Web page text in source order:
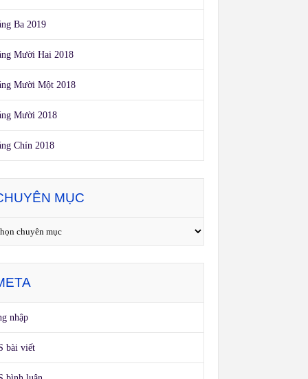
Ba 2019
Mười Hai 2018
Mười Một 2018
Mười 2018
Chín 2018
MỤC
nhập
bài viết